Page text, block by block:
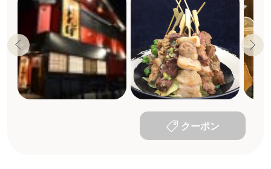
クーポン